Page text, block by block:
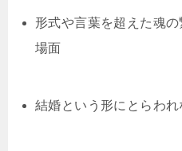
形式や言葉を超えた魂
場面
結婚という形にとらわ